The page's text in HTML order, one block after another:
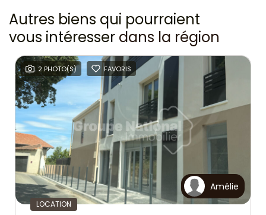
Autres biens qui pourraient
vous intéresser dans la région
2 PHOTO(S) FAVORIS
Amélie
LOCATION